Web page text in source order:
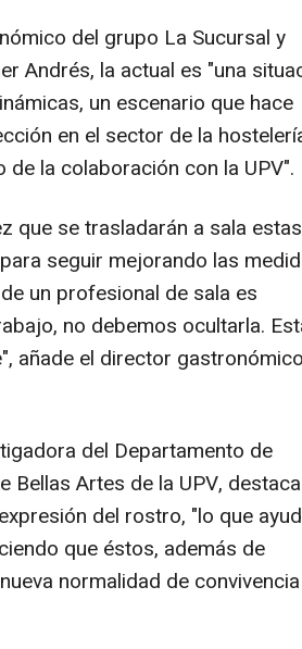
del grupo La Sucursal y
Andrés, la actual es "una
un escenario que hace
en el sector de la
la colaboración con la UPV".
que se trasladarán a sala estas
seguir mejorando las
un profesional de sala es
no debemos ocultarla.
añade el director
del Departamento de
Bellas Artes de la UPV, destaca
del rostro, "lo que
que éstos, además de
normalidad de